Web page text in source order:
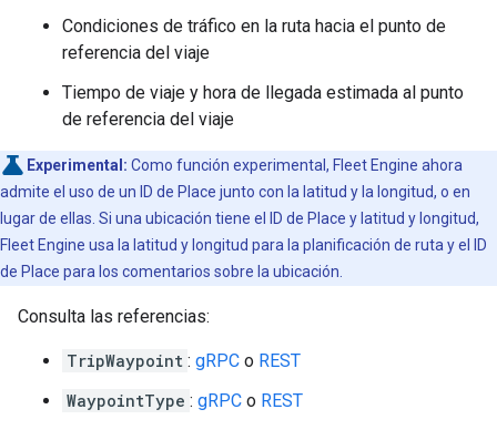
Condiciones de tráfico en la ruta hacia el punto de
referencia del viaje
Tiempo de viaje y hora de llegada estimada al punto
de referencia del viaje
Experimental: Como función experimental, Fleet Engine ahora
admite el uso de un ID de Place junto con la latitud y la longitud, o en
lugar de ellas. Si una ubicación tiene el ID de Place y latitud y longitud,
Fleet Engine usa la latitud y longitud para la planificación de ruta y el ID
de Place para los comentarios sobre la ubicación.
Consulta las referencias:
TripWaypoint : gRPC o REST
WaypointType : gRPC o REST